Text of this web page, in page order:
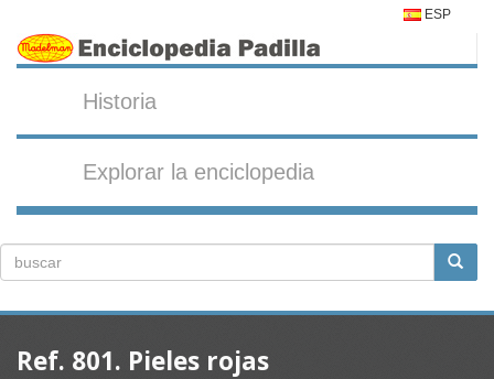
ESP
Historia
Explorar la enciclopedia
Ref. 801. Pieles rojas